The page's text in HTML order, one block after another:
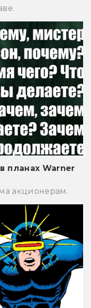
планах Warner
акционерам.